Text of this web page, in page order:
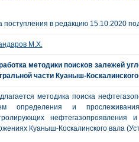
поступления в редакцию 15.10.2020
М.Х.
методики поисков залежей
части Куаныш-
методика поиска
определения и
нефтегазопроявления
Куаныш-Коскалинского вала